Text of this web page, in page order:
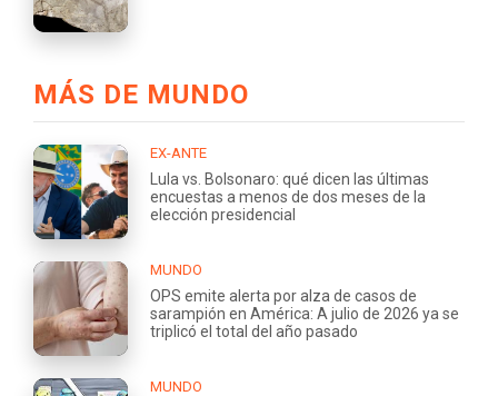
MÁS DE MUNDO
EX-ANTE
Lula vs. Bolsonaro: qué dicen las últimas
encuestas a menos de dos meses de la
elección presidencial
MUNDO
OPS emite alerta por alza de casos de
sarampión en América: A julio de 2026 ya se
triplicó el total del año pasado
MUNDO